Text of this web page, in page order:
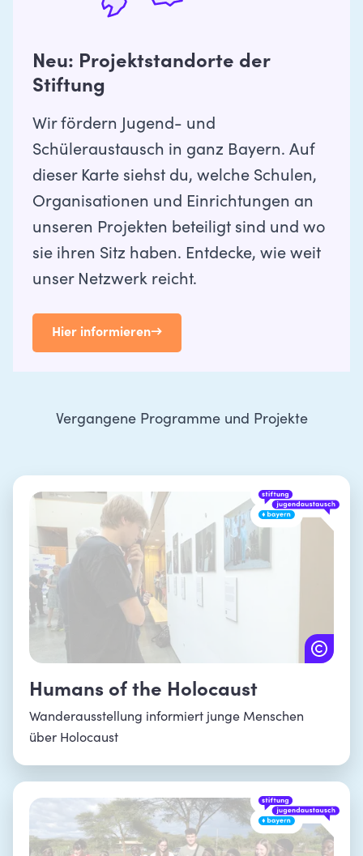
Neu: Projektstandorte der
Stiftung
Wir fördern Jugend- und
Schüleraustausch in ganz Bayern. Auf
dieser Karte siehst du, welche Schulen,
Organisationen und Einrichtungen an
unseren Projekten beteiligt sind und wo
sie ihren Sitz haben. Entdecke, wie weit
unser Netzwerk reicht.
Hier informieren→
Vergangene Programme und Projekte
Humans of the Holocaust
Wanderausstellung informiert junge Menschen
über Holocaust